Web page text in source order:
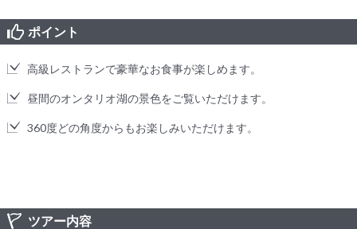
ポイント
​高級レストランで豪華なお食事が楽しめます。
昼間のオンタリオ湖の景色をご覧いただけます。
360度どの角度からもお楽しみいただけます。
ツアー内容